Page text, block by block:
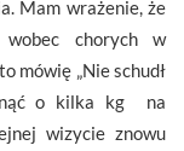
Mam wrażenie, że
wobec chorych w
mówię „Nie schudł
o kilka kg na
wizycie znowu